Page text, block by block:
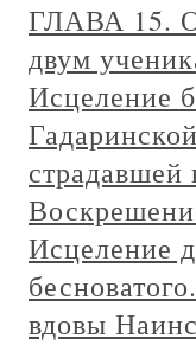
ГЛАВА 15.
двум
Исцеление
страдавшей
Исцеление
вдовы